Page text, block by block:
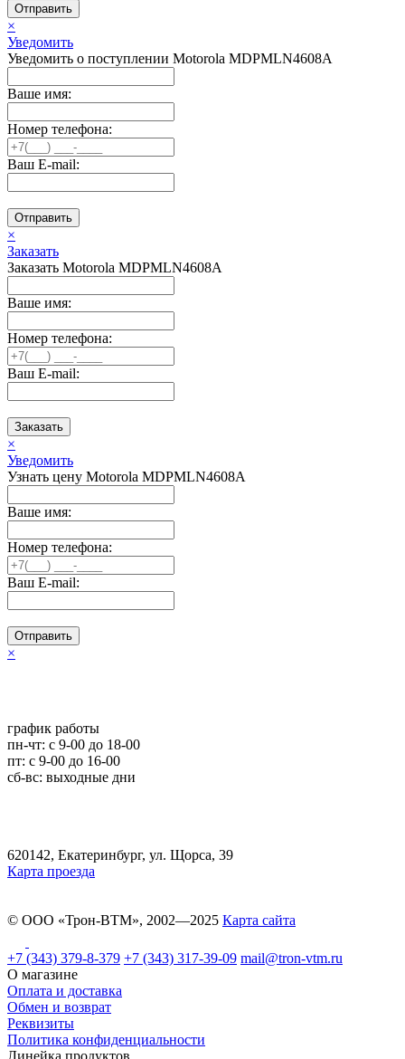
Отправить
×
Уведомить
Уведомить о поступлении Motorola MDPMLN4608A
Ваше имя:
Номер телефона:
Ваш E-mail:
Отправить
×
Заказать
Заказать Motorola MDPMLN4608A
Ваше имя:
Номер телефона:
Ваш E-mail:
Заказать
×
Уведомить
Узнать цену Motorola MDPMLN4608A
Ваше имя:
Номер телефона:
Ваш E-mail:
Отправить
×
график работы
пн-чт: c 9-00 до 18-00
пт: с 9-00 до 16-00
сб-вс: выходные дни
620142, Екатеринбург, ул. Щорса, 39
Карта проезда
© ООО «Трон-ВТМ», 2002—2025 Карта сайта
+7 (343) 379-8-379 +7 (343) 317-39-09 mail@tron-vtm.ru
О магазине
Оплата и доставка
Обмен и возврат
Реквизиты
Политика конфиденциальности